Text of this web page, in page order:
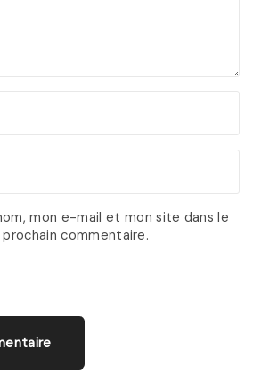
mon e-mail et mon site dans le
commentaire.